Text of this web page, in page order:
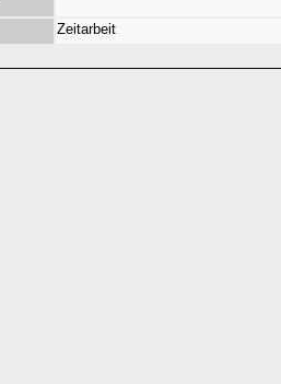
Zeitarbeit